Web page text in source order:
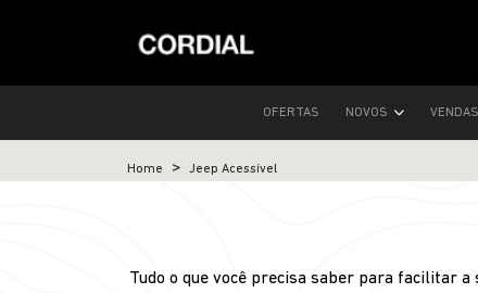
OFERTAS NOVOS
Home Jeep Acessível
Tudo o que você precisa saber para facilitar